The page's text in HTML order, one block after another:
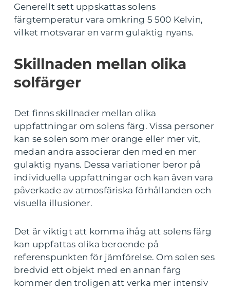
Generellt sett uppskattas solens
färgtemperatur vara omkring 5 500 Kelvin,
vilket motsvarar en varm gulaktig nyans.
Skillnaden mellan olika
solfärger
Det finns skillnader mellan olika
uppfattningar om solens färg. Vissa personer
kan se solen som mer orange eller mer vit,
medan andra associerar den med en mer
gulaktig nyans. Dessa variationer beror på
individuella uppfattningar och kan även vara
påverkade av atmosfäriska förhållanden och
visuella illusioner.
Det är viktigt att komma ihåg att solens färg
kan uppfattas olika beroende på
referenspunkten för jämförelse. Om solen ses
bredvid ett objekt med en annan färg
kommer den troligen att verka mer intensiv